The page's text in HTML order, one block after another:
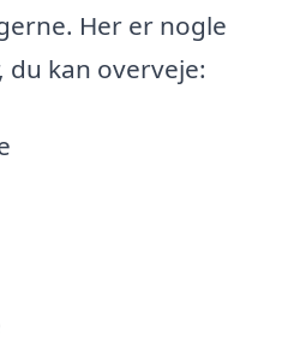
Her er nogle
du kan overveje: